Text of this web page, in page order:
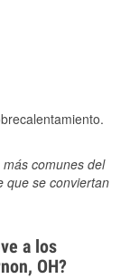
comunes del
que se conviertan
a los
OH?